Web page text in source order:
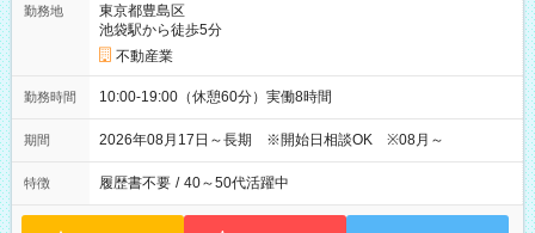
勤務地
東京都豊島区
池袋駅から徒歩5分
不動産業
勤務時間 10:00-19:00（休憩60分）実働8時間
期間 2026年08月17日～長期 ※開始日相談OK ※08月～
特徴 履歴書不要 / 40～50代活躍中